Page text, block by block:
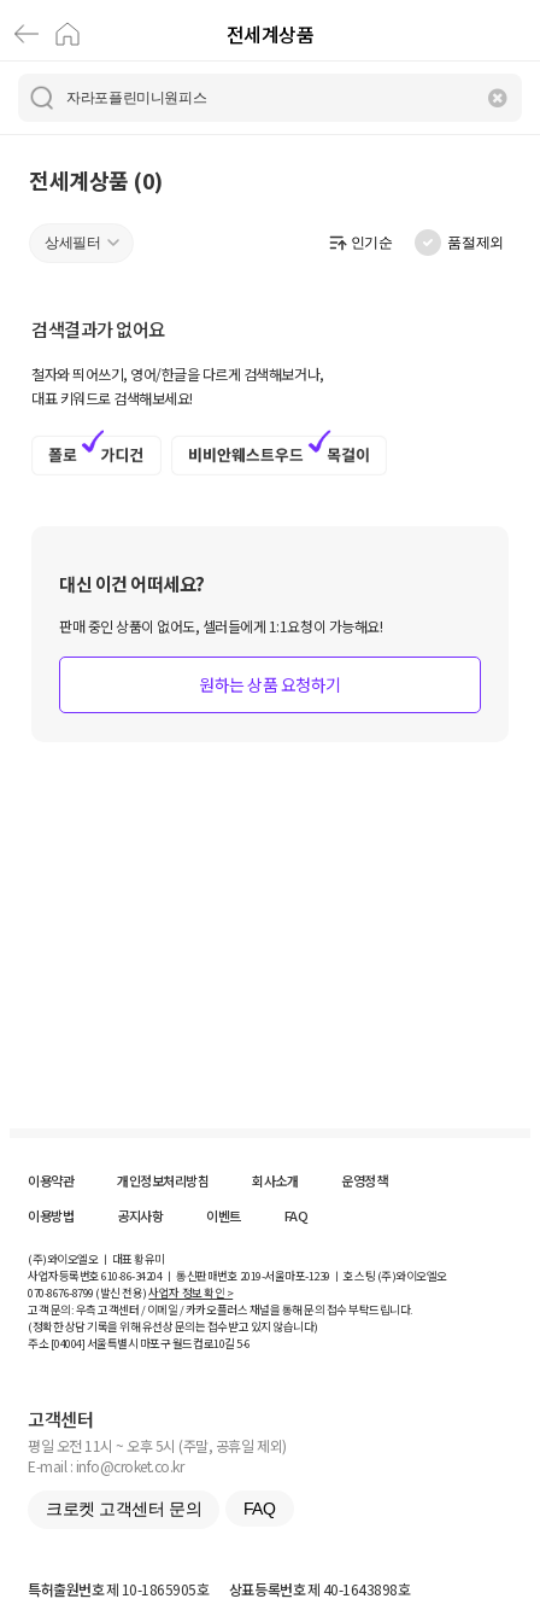
전
세
상
로
켓
전세계상품
전세계상품 (0)
상세필터 인기순 품절제외
검색결과가 없어요
철자와 띄어쓰기, 영어/한글을 다르게 검색해보거나,
대표 키워드로 검색해보세요!
대신 이건 어떠세요?
판매 중인 상품이 없어도, 셀러들에게 1:1요청이 가능해요!
원하는 상품 요청하기
이용약관 개인정보처리방침 회사소개
운영정책
이용방법
공지사항 이벤트 FAQ
(주)와이오엘오 ㅣ 대표 황유미
사업자등록번호610-86-34204ㅣ 통신판매번호 2019-서울마포-1239 ㅣ 호스팅 (주)와이오엘오
070-8676-8799 (발신 전용)사업자 정보 확인 >
고객 문의: 우측 고객센터 / 이메일 / 카카오플러스 채널을 통해 문의 접수 부탁드립니다.
(정확한 상담 기록을 위해 유선상 문의는 접수받고 있지 않습니다)
주소 [04004] 서울특별시 마포구 월드컵로10길5-6
고객센터
평일 오전 11시 ~ 오후 5시 (주말, 공휴일 제외)
E-mail : info@croket.co.kr
크로켓 고객센터 문의 FAQ
특허출원번호제 10-1865905호 상표등록번호제 40-1643898호